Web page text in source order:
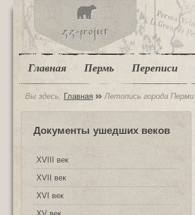
Главная Пермь Переписи
Вы здесь: Главная Летопись города Перми
Документы ушедших веков
XVIII век
XVII век
XVI век